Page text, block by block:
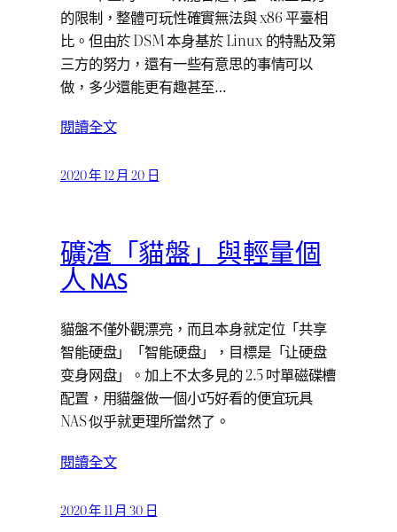
的限制，整體可玩性確實無法與 x86 平臺相
比。但由於 DSM 本身基於 Linux 的特點及第
三方的努力，還有一些有意思的事情可以
做，多少還能更有趣甚至…
閱讀全文
2020 年 12 月 20 日
礦渣「貓盤」與輕量個
人 NAS
貓盤不僅外觀漂亮，而且本身就定位「共享
智能硬盘」「智能硬盘」，目標是「让硬盘
变身网盘」。加上不太多見的 2.5 吋單磁碟槽
配置，用貓盤做一個小巧好看的便宜玩具
NAS 似乎就更理所當然了。
閱讀全文
2020 年 11 月 30 日